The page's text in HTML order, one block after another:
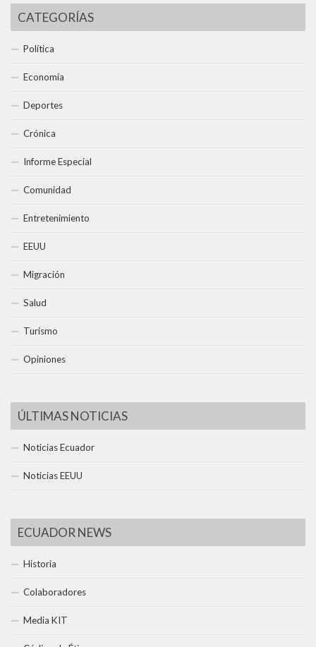
CATEGORÍAS
Política
Economía
Deportes
Crónica
Informe Especial
Comunidad
Entretenimiento
EEUU
Migración
Salud
Turismo
Opiniones
ÚLTIMAS NOTICIAS
Noticias Ecuador
Noticias EEUU
ECUADOR NEWS
Historia
Colaboradores
Media KIT